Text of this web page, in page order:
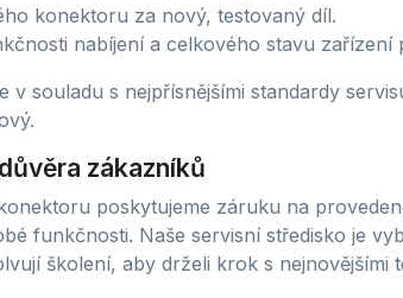
konektoru za nový, testovaný díl.
nabíjení a celkového stavu zařízení
v souladu s nejpřísnějšími standardy
zákazníků
poskytujeme záruku na
funkčnosti. Naše servisní středisko je
školení, aby drželi krok s nejnovějšími